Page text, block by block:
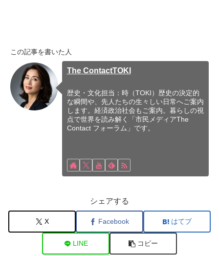
この記事を書いた人
The ContactTOKI
歴史・文化担当：時（TOKI）歴史の決定的
な瞬間や、先人たちの生々しい日常へご案内
します。経済政治社会もご案内。暮らしの視
点で世界を読み解く「市民メディアThe
Contact フォーラム」です。
シェアする
X Facebook はてブ
LINE コピー